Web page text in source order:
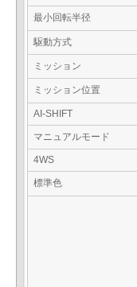
最小回転半径
駆動方式
ミッション
ミッション位置
AI-SHIFT
マニュアルモード
4WS
標準色